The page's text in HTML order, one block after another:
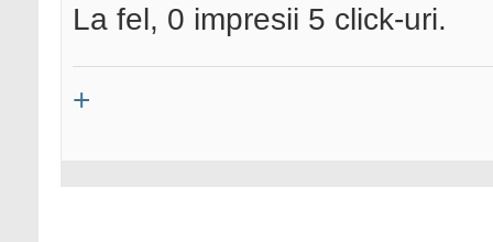
La fel, 0 impresii 5 click-uri.
+